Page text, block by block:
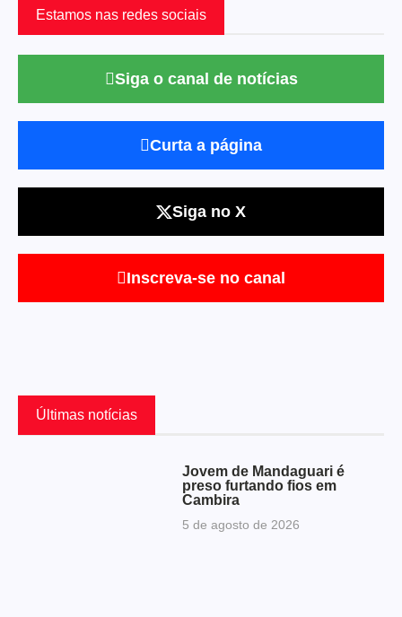
Estamos nas redes sociais
Siga o canal de notícias
Curta a página
Siga no X
Inscreva-se no canal
Últimas notícias
Jovem de Mandaguari é
preso furtando fios em
Cambira
5 de agosto de 2026